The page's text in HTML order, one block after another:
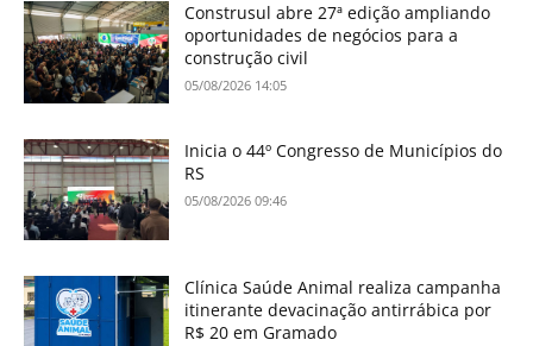
Construsul abre 27ª edição ampliando
oportunidades de negócios para a
construção civil
05/08/2026 14:05
Inicia o 44º Congresso de Municípios do
RS
05/08/2026 09:46
Clínica Saúde Animal realiza campanha
itinerante devacinação antirrábica por
R$ 20 em Gramado